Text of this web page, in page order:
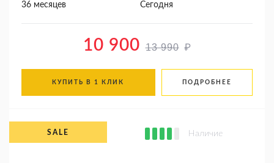
36 месяцев Сегодня
10 900 13 990 ₽
КУПИТЬ В 1 КЛИК ПОДРОБНЕЕ
Наличие